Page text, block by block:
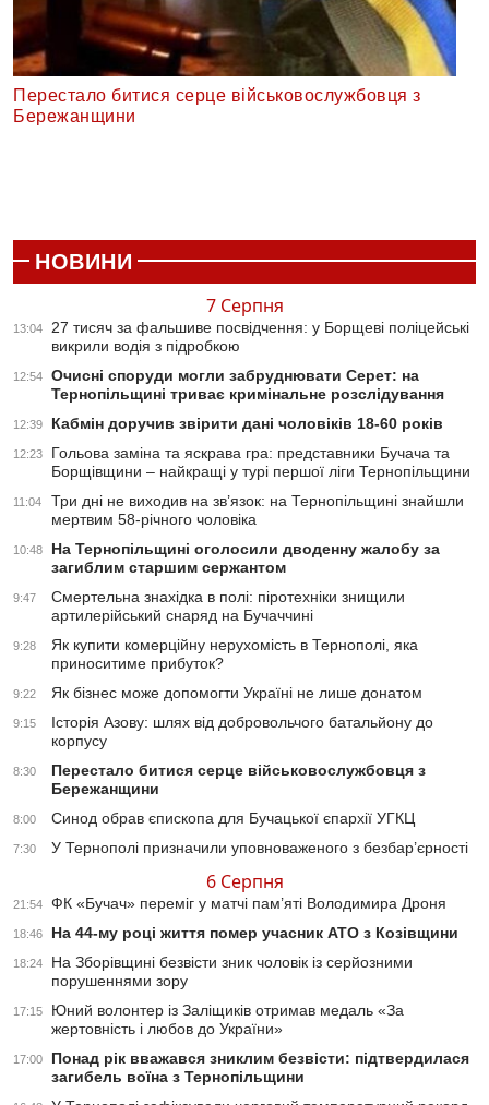
Перестало битися серце військовослужбовця з
Бережанщини
НОВИНИ
7 Серпня
13:04
27 тисяч за фальшиве посвідчення: у Борщеві поліцейські
викрили водія з підробкою
12:54
Очисні споруди могли забруднювати Серет: на
Тернопільщині триває кримінальне розслідування
12:39 Кабмін доручив звірити дані чоловіків 18-60 років
12:23
Гольова заміна та яскрава гра: представники Бучача та
Борщівщини – найкращі у турі першої ліги Тернопільщини
11:04
Три дні не виходив на зв’язок: на Тернопільщині знайшли
мертвим 58-річного чоловіка
10:48
На Тернопільщині оголосили дводенну жалобу за
загиблим старшим сержантом
9:47
Смертельна знахідка в полі: піротехніки знищили
артилерійський снаряд на Бучаччині
9:28
Як купити комерційну нерухомість в Тернополі, яка
приноситиме прибуток?
9:22 Як бізнес може допомогти Україні не лише донатом
9:15
Історія Азову: шлях від добровольчого батальйону до
корпусу
8:30
Перестало битися серце військовослужбовця з
Бережанщини
8:00 Синод обрав єпископа для Бучацької єпархії УГКЦ
7:30 У Тернополі призначили уповноваженого з безбар’єрності
6 Серпня
21:54 ФК «Бучач» переміг у матчі пам’яті Володимира Дроня
18:46 На 44-му році життя помер учасник АТО з Козівщини
18:24
На Зборівщині безвісти зник чоловік із серйозними
порушеннями зору
17:15
Юний волонтер із Заліщиків отримав медаль «За
жертовність і любов до України»
17:00
Понад рік вважався зниклим безвісти: підтвердилася
загибель воїна з Тернопільщини